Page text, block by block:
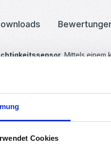
Cookies
. Mittels einem
Eingangspins
Arduino Board empfehlen